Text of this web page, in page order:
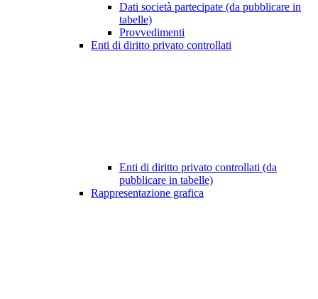
Dati società partecipate (da pubblicare in
tabelle)
Provvedimenti
Enti di diritto privato controllati
Enti di diritto privato controllati (da
pubblicare in tabelle)
Rappresentazione grafica